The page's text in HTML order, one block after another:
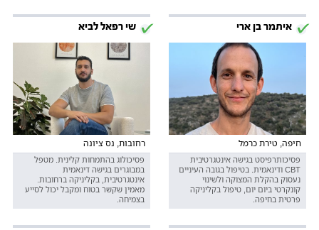
איתמר בן ארי
חיפה, טירת כרמל
פסיכותרפיסט בגישה אינטגרטיבית
CBT ודינאמית. בטיפול בגובה העיניים
נעסוק בהקלת המצוקה ולשינוי
קונקרטי ביום יום, טיפול בקליניקה
פרטית בחיפה.
שי רפאל לביא
רחובות, נס ציונה
פסיכולוג בהתמחות קלינית. מטפל
במבוגרים בגישה דינאמית
אינטגרטיבית, בקליניקה ברחובות.
מאמין שקשר בטוח ומקבל יכול לסייע
בצמיחה.